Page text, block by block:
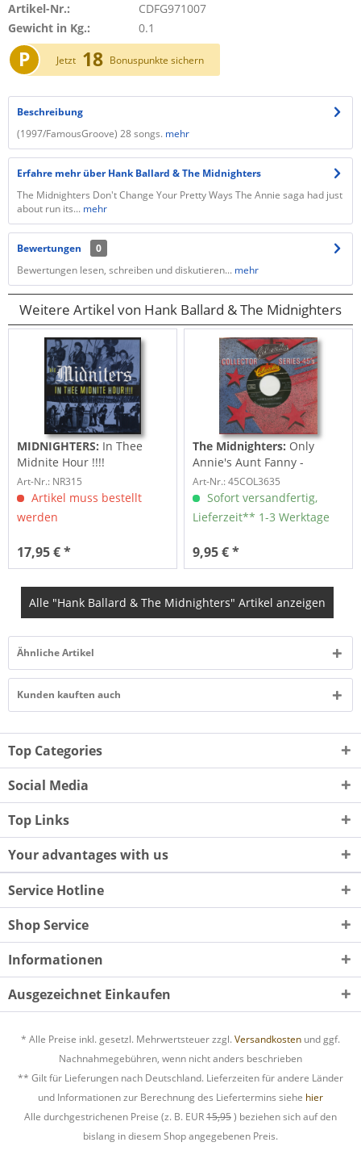
Artikel-Nr.:
CDFG971007
Gewicht in Kg.:
0.1
P Jetzt 18 Bonuspunkte sichern
Beschreibung
(1997/FamousGroove) 28 songs. mehr
Erfahre mehr über Hank Ballard & The Midnighters
The Midnighters Don't Change Your Pretty Ways The Annie saga had just
about run its... mehr
Bewertungen
0
Bewertungen lesen, schreiben und diskutieren... mehr
Weitere Artikel von Hank Ballard & The Midnighters
MIDNIGHTERS: In Thee
Midnite Hour !!!!
Art-Nr.: NR315
Artikel muss bestellt
werden
17,95 € *
The Midnighters: Only
Annie's Aunt Fanny -
Henry's Got Flat Feet...
Art-Nr.: 45COL3635
Sofort versandfertig,
Lieferzeit** 1-3 Werktage
9,95 € *
Alle "Hank Ballard & The Midnighters" Artikel anzeigen
Ähnliche Artikel
Kunden kauften auch
Top Categories
Social Media
Top Links
Your advantages with us
Service Hotline
Shop Service
Informationen
Ausgezeichnet Einkaufen
* Alle Preise inkl. gesetzl. Mehrwertsteuer zzgl. Versandkosten und ggf.
Nachnahmegebühren, wenn nicht anders beschrieben
** Gilt für Lieferungen nach Deutschland. Lieferzeiten für andere Länder
und Informationen zur Berechnung des Liefertermins siehe hier
Alle durchgestrichenen Preise (z. B. EUR15,95) beziehen sich auf den
bislang in diesem Shop angegebenen Preis.